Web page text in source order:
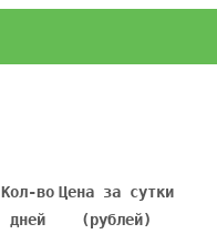
Кол-во
дней
Цена за сутки
(рублей)